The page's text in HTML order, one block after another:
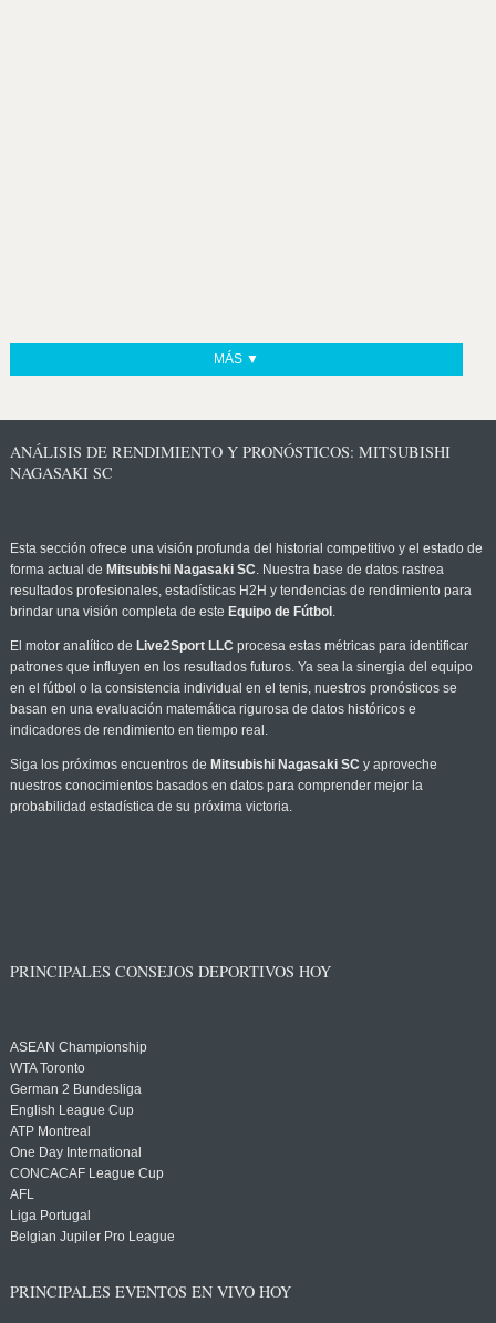
MÁS ▼
ANÁLISIS DE RENDIMIENTO Y PRONÓSTICOS: MITSUBISHI
NAGASAKI SC
Esta sección ofrece una visión profunda del historial competitivo y el estado de
forma actual de Mitsubishi Nagasaki SC. Nuestra base de datos rastrea
resultados profesionales, estadísticas H2H y tendencias de rendimiento para
brindar una visión completa de este Equipo de Fútbol .
El motor analítico de Live2Sport LLC procesa estas métricas para identificar
patrones que influyen en los resultados futuros. Ya sea la sinergia del equipo
en el fútbol o la consistencia individual en el tenis, nuestros pronósticos se
basan en una evaluación matemática rigurosa de datos históricos e
indicadores de rendimiento en tiempo real.
Siga los próximos encuentros de Mitsubishi Nagasaki SC y aproveche
nuestros conocimientos basados en datos para comprender mejor la
probabilidad estadística de su próxima victoria.
PRINCIPALES CONSEJOS DEPORTIVOS HOY
ASEAN Championship
WTA Toronto
German 2 Bundesliga
English League Cup
ATP Montreal
One Day International
CONCACAF League Cup
AFL
Liga Portugal
Belgian Jupiler Pro League
PRINCIPALES EVENTOS EN VIVO HOY